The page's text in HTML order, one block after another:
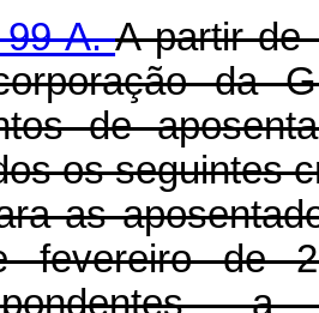
99-A.A partir de
da
de
os seguintes
as
fevereiro de